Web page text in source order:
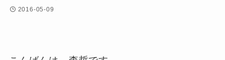
2016-05-09